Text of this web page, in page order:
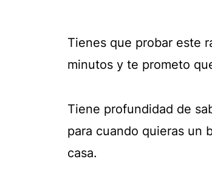
Tienes que probar este
minutos y te prometo
Tiene profundidad de
para cuando quieras un
casa.